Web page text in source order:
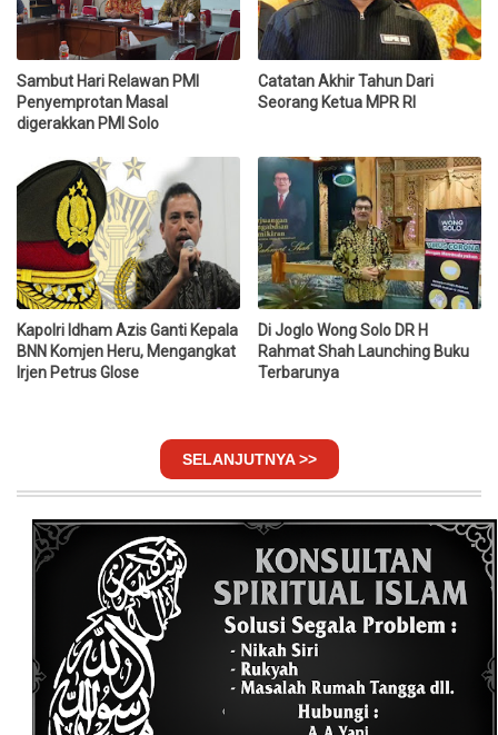
Sambut Hari Relawan PMI
Penyemprotan Masal
digerakkan PMI Solo
Catatan Akhir Tahun Dari
Seorang Ketua MPR RI
Kapolri Idham Azis Ganti Kepala
BNN Komjen Heru, Mengangkat
Irjen Petrus Glose
Di Joglo Wong Solo DR H
Rahmat Shah Launching Buku
Terbarunya
SELANJUTNYA >>